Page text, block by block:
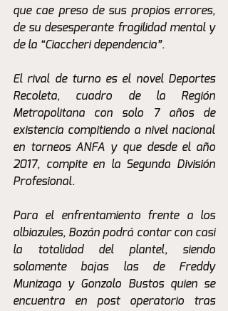
que cae preso de sus propios errores,
de su desesperante fragilidad mental y
de la “Ciaccheri dependencia”.
El rival de turno es el novel Deportes
Recoleta, cuadro de la Región
Metropolitana con solo 7 años de
existencia compitiendo a nivel nacional
en torneos ANFA y que desde el año
2017, compite en la Segunda División
Profesional.
Para el enfrentamiento frente a los
albiazules, Bozán podrá contar con casi
la totalidad del plantel, siendo
solamente bajas las de Freddy
Munizaga y Gonzalo Bustos quien se
encuentra en post operatorio tras